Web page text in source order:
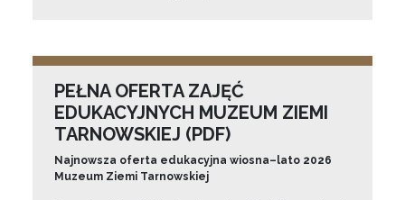
PEŁNA OFERTA ZAJĘĆ
EDUKACYJNYCH MUZEUM ZIEMI
TARNOWSKIEJ (PDF)
Najnowsza oferta edukacyjna wiosna–lato 2026
Muzeum Ziemi Tarnowskiej